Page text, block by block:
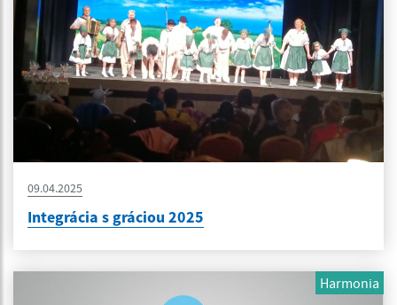
09.04.2025
Integrácia s gráciou 2025
Harmonia